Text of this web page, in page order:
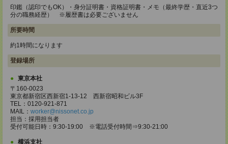
印鑑（認印でもOK）・身分証明書・資格証明書・メモ（最終学歴・直近3つ
分の職務経歴） ※履歴書は必要ございません
所要時間
約1時間になります
登録場所
東京本社
〒160-0023
東京都新宿区西新宿1-13-12 西新宿昭和ビル3F
TEL：0120-921-871
MAIL： worker@nissonet.co.jp
担当：採用担当者
受付可能日時：9:30-19:00 ※電話受付時間⇒9:30-21:00
横浜支社